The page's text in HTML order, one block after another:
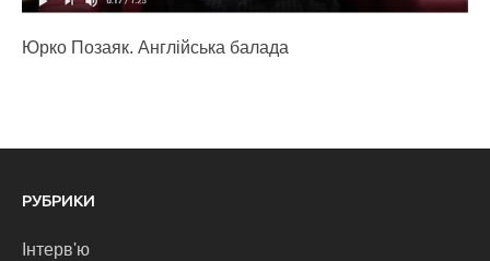
Юрко Позаяк. Англійська балада
РУБРИКИ
Інтерв'ю